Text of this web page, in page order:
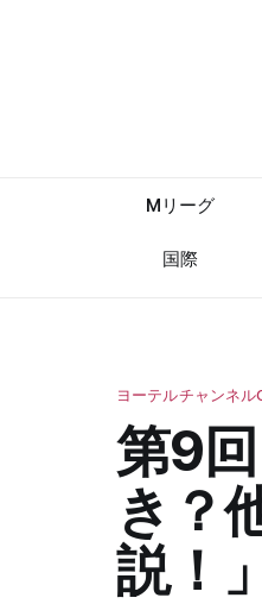
Mリーグ
国際
ヨーテルチャンネル
第9
き？
説！」